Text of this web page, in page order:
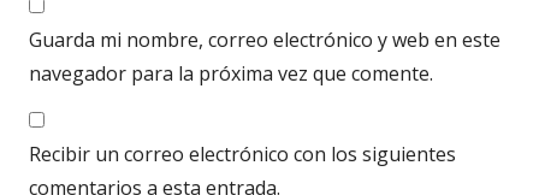
Guarda mi nombre, correo electrónico y web en este
navegador para la próxima vez que comente.
Recibir un correo electrónico con los siguientes
comentarios a esta entrada.